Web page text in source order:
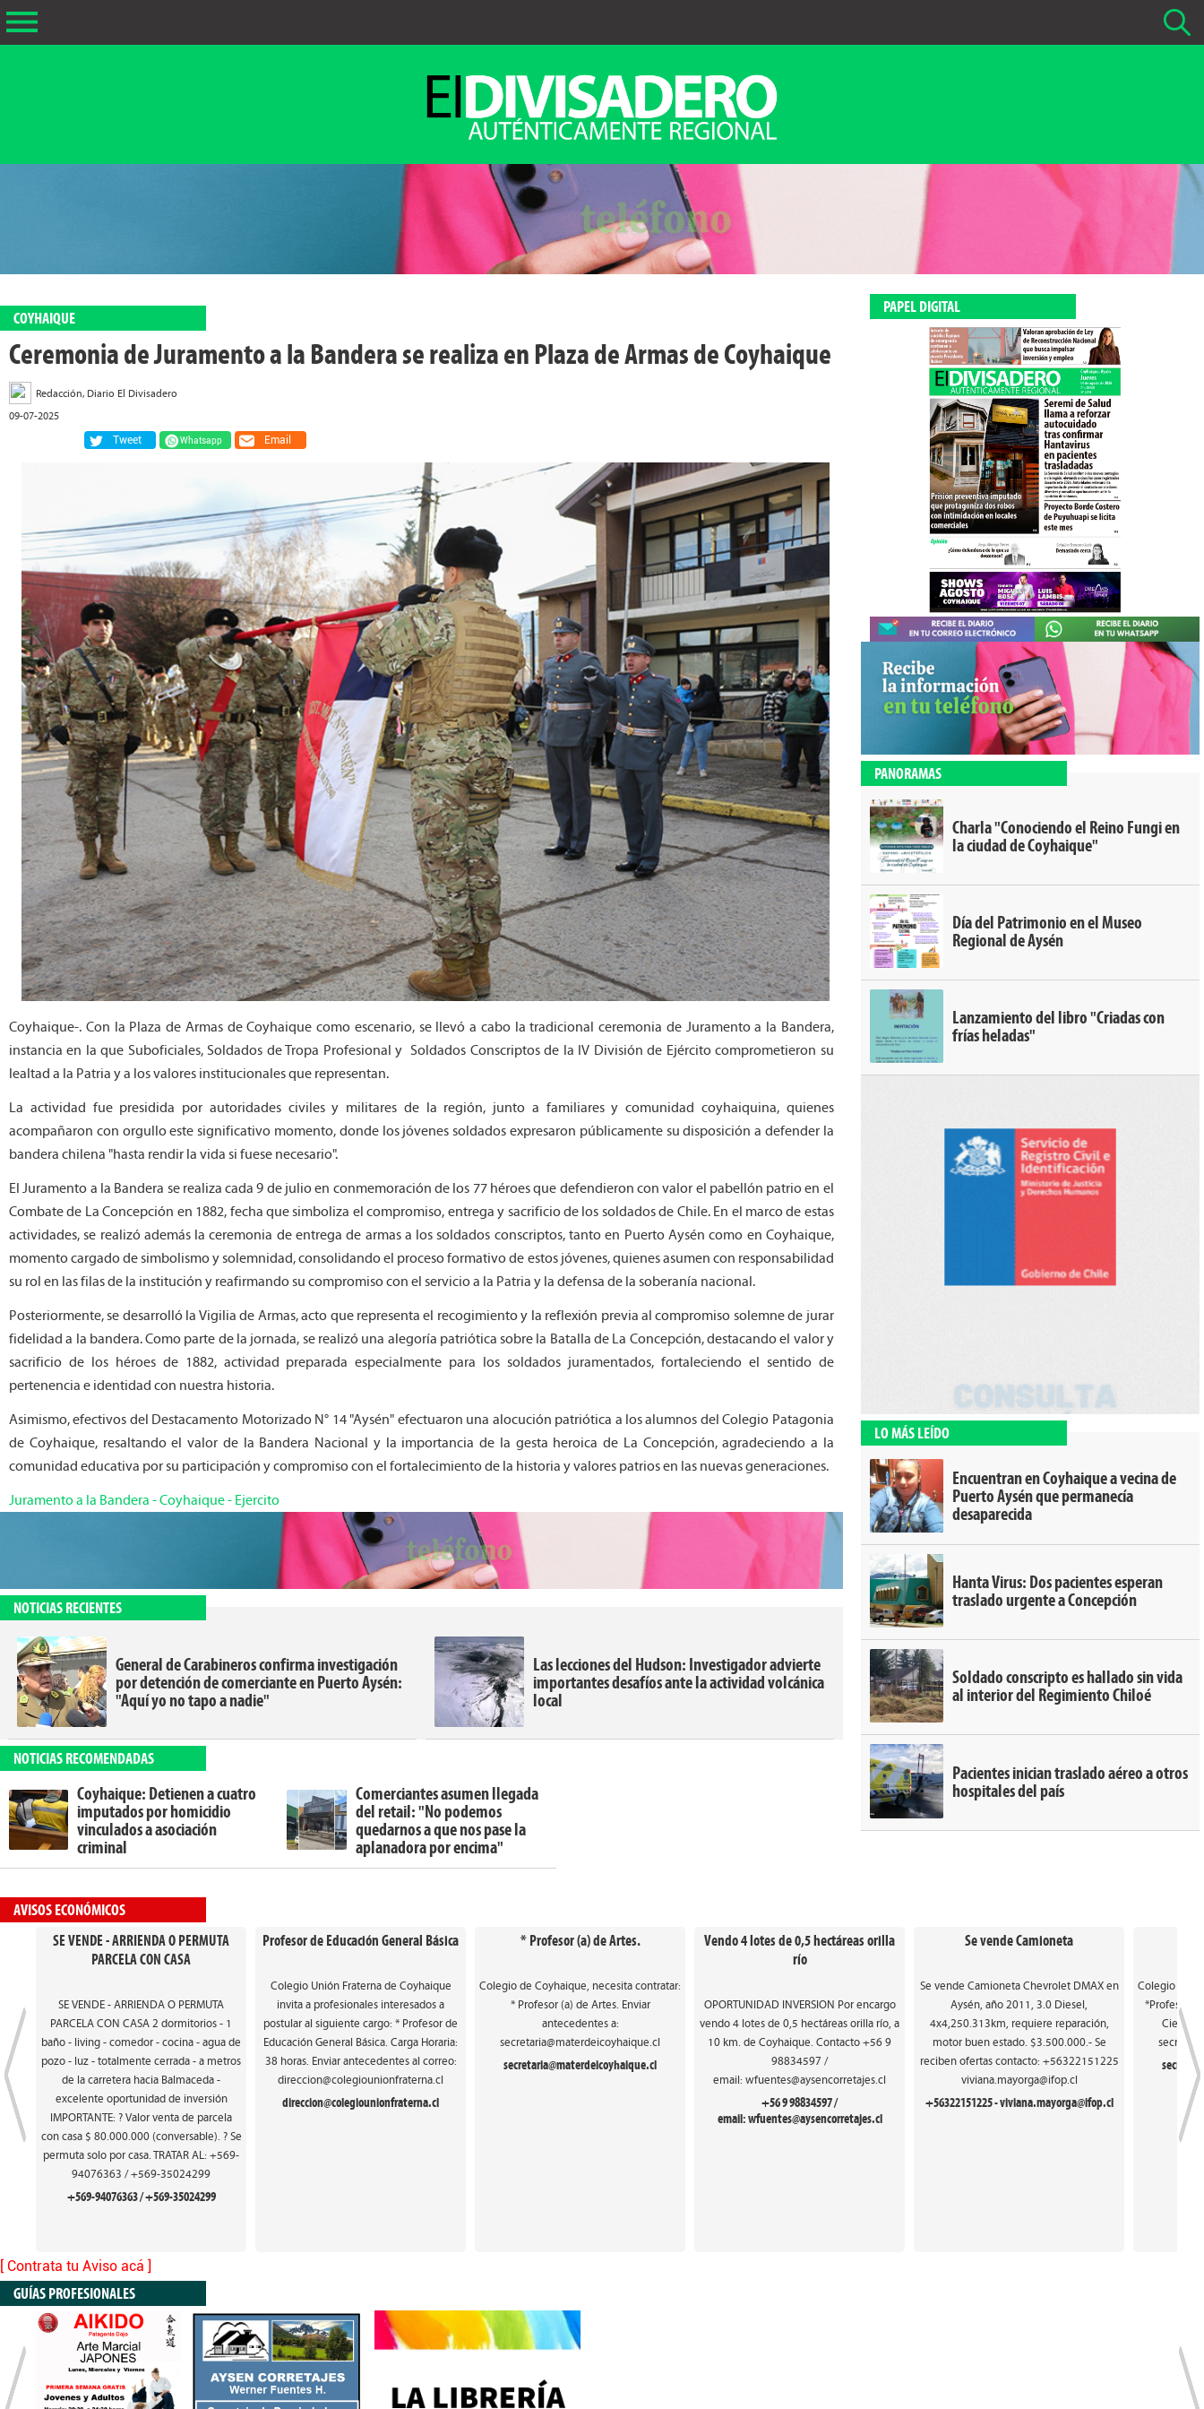
La fecha más antigua por defecto que se buscará es 01-02-
2026
Buscar notas anteriores a 01-02-2026
COYHAIQUE
Ceremonia de Juramento a la Bandera se realiza en Plaza de Armas de Coyhaique
Redacción, Diario El Divisadero
09-07-2025
Tweet
Whatsapp Email
Coyhaique-. Con la Plaza de Armas de Coyhaique como escenario, se llevó a cabo la tradicional ceremonia de Juramento a la Bandera,
instancia en la que Suboficiales, Soldados de Tropa Profesional y Soldados Conscriptos de la IV División de Ejército comprometieron su
lealtad a la Patria y a los valores institucionales que representan.
La actividad fue presidida por autoridades civiles y militares de la región, junto a familiares y comunidad coyhaiquina, quienes
acompañaron con orgullo este significativo momento, donde los jóvenes soldados expresaron públicamente su disposición a defender la
bandera chilena "hasta rendir la vida si fuese necesario".
El Juramento a la Bandera se realiza cada 9 de julio en conmemoración de los 77 héroes que defendieron con valor el pabellón patrio en el
Combate de La Concepción en 1882, fecha que simboliza el compromiso, entrega y sacrificio de los soldados de Chile. En el marco de estas
actividades, se realizó además la ceremonia de entrega de armas a los soldados conscriptos, tanto en Puerto Aysén como en Coyhaique,
momento cargado de simbolismo y solemnidad, consolidando el proceso formativo de estos jóvenes, quienes asumen con responsabilidad
su rol en las filas de la institución y reafirmando su compromiso con el servicio a la Patria y la defensa de la soberanía nacional.
Posteriormente, se desarrolló la Vigilia de Armas, acto que representa el recogimiento y la reflexión previa al compromiso solemne de jurar
fidelidad a la bandera. Como parte de la jornada, se realizó una alegoría patriótica sobre la Batalla de La Concepción, destacando el valor y
sacrificio de los héroes de 1882, actividad preparada especialmente para los soldados juramentados, fortaleciendo el sentido de
pertenencia e identidad con nuestra historia.
Asimismo, efectivos del Destacamento Motorizado N° 14 "Aysén" efectuaron una alocución patriótica a los alumnos del Colegio Patagonia
de Coyhaique, resaltando el valor de la Bandera Nacional y la importancia de la gesta heroica de La Concepción, agradeciendo a la
comunidad educativa por su participación y compromiso con el fortalecimiento de la historia y valores patrios en las nuevas generaciones.
Juramento a la Bandera -Coyhaique- Ejercito
NOTICIAS RECIENTES
General de Carabineros confirma investigación
por detención de comerciante en Puerto Aysén:
"Aquí yo no tapo a nadie"
Las lecciones del Hudson: Investigador advierte
importantes desafíos ante la actividad volcánica
local
NOTICIAS RECOMENDADAS
Coyhaique: Detienen a cuatro
imputados por homicidio
vinculados a asociación
criminal
Comerciantes asumen llegada
del retail: "No podemos
quedarnos a que nos pase la
aplanadora por encima"
PAPEL DIGITAL
PANORAMAS
Charla "Conociendo el Reino Fungi en
la ciudad de Coyhaique"
Día del Patrimonio en el Museo
Regional de Aysén
Lanzamiento del libro "Criadas con
frías heladas"
LO MÁS LEÍDO
Encuentran en Coyhaique a vecina de
Puerto Aysén que permanecía
desaparecida
Hanta Virus: Dos pacientes esperan
traslado urgente a Concepción
Soldado conscripto es hallado sin vida
al interior del Regimiento Chiloé
Pacientes inician traslado aéreo a otros
hospitales del país
AVISOS ECONÓMICOS
SE VENDE - ARRIENDA O PERMUTA
PARCELA CON CASA
SE VENDE - ARRIENDA O PERMUTA
PARCELA CON CASA 2 dormitorios - 1
baño - living - comedor - cocina - agua de
pozo - luz - totalmente cerrada - a metros
de la carretera hacia Balmaceda -
excelente oportunidad de inversión
IMPORTANTE: ? Valor venta de parcela
con casa $ 80.000.000 (conversable). ? Se
permuta solo por casa. TRATAR AL: +569-
94076363 / +569-35024299
+569-94076363 / +569-35024299
Profesor de Educación General Básica
Colegio Unión Fraterna de Coyhaique
invita a profesionales interesados a
postular al siguiente cargo: * Profesor de
Educación General Básica. Carga Horaria:
38 horas. Enviar antecedentes al correo:
direccion@colegiounionfraterna.cl
direccion@colegiounionfraterna.cl
* Profesor (a) de Artes.
Colegio de Coyhaique, necesita contratar:
* Profesor (a) de Artes. Enviar
antecedentes a:
secretaria@materdeicoyhaique.cl
secretaria@materdeicoyhaique.cl
Vendo 4 lotes de 0,5 hectáreas orilla
río
OPORTUNIDAD INVERSION Por encargo
vendo 4 lotes de 0,5 hectáreas orilla río, a
10 km. de Coyhaique. Contacto +56 9
98834597 /
email: wfuentes@aysencorretajes.cl
+56 9 98834597 /
email: wfuentes@aysencorretajes.cl
Se vende Camioneta
Se vende Camioneta Chevrolet DMAX en
Aysén, año 2011, 3.0 Diesel,
4x4,250.313km, requiere reparación,
motor buen estado. $3.500.000.- Se
reciben ofertas contacto: +56322151225
viviana.mayorga@ifop.cl
+56322151225 - viviana.mayorga@ifop.cl
Colegio de
[ Contrata tu Aviso acá ]
GUÍAS PROFESIONALES